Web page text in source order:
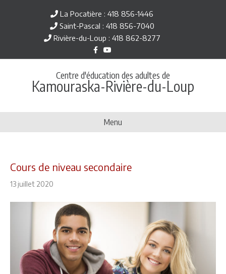
La Pocatière : 418 856-1446
Saint-Pascal : 418 856-7040
Rivière-du-Loup : 418 862-8277
c
b
o
o
Y
o
u
u
e
Centre d'éducation des adultes de
Kamouraska-Rivière-du-Loup
Menu
Cours de niveau secondaire
13 juillet 2020